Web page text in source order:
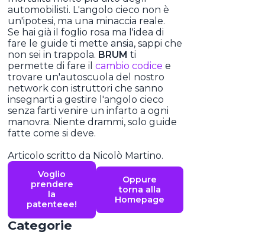
automobilisti. L'angolo cieco non è
un'ipotesi, ma una minaccia reale.
Se hai già il foglio rosa ma l'idea di
fare le guide ti mette ansia, sappi che
non sei in trappola. BRUM ti
permette di fare ilcambio codice e
trovare un'autoscuola del nostro
network con istruttori che sanno
insegnarti a gestire l'angolo cieco
senza farti venire un infarto a ogni
manovra. Niente drammi, solo guide
fatte come si deve.
Articolo scritto da Nicolò Martino.
Voglio
prendere
la
patenteee!
Oppure
torna alla
Homepage
Categorie